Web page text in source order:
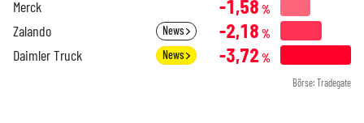
Merck -1,58 %
Zalando News -2,18 %
Daimler Truck News -3,72 %
Börse: Tradegate